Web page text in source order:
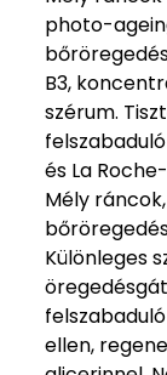
photo-
B3,
szérum.
és La
Mély
Különleges
ellen,